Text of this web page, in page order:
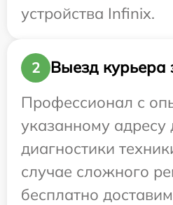
устройства Infinix.
2
Выезд курьера
Профессионал с
указанному адресу
диагностики
случае сложного
бесплатно